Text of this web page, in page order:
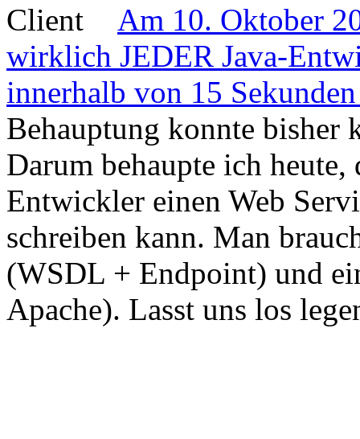
Am 10. Oktober
wirklich JEDER Java-
innerhalb von 15
Behauptung konnte bisher
Darum behaupte ich
Entwickler einen Web
schreiben kann. Man
(WSDL + Endpoint) und
Apache). Lasst uns los